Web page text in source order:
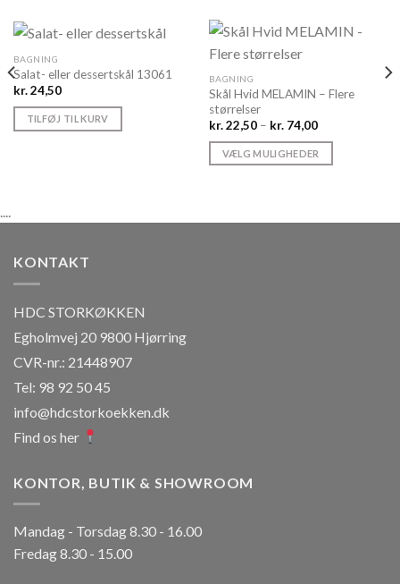
BAGNING
Salat- eller dessertskål 13061
kr.24,50
TILFØJ TIL KURV
BAGNING
Skål Hvid MELAMIN – Flere
størrelser
kr.22,50 – kr.74,00Prisinterval:
til
kr. 74,00
VÆLG MULIGHEDER
....
KONTAKT
HDC STORKØKKEN
Egholmvej 20 9800 Hjørring
CVR-nr.: 21448907
Tel: 98 92 50 45
info@hdcstorkoekken.dk
Find os her
KONTOR, BUTIK & SHOWROOM
Mandag - Torsdag 8.30 - 16.00
Fredag 8.30 - 15.00